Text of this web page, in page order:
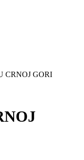
CRNOJ GORI